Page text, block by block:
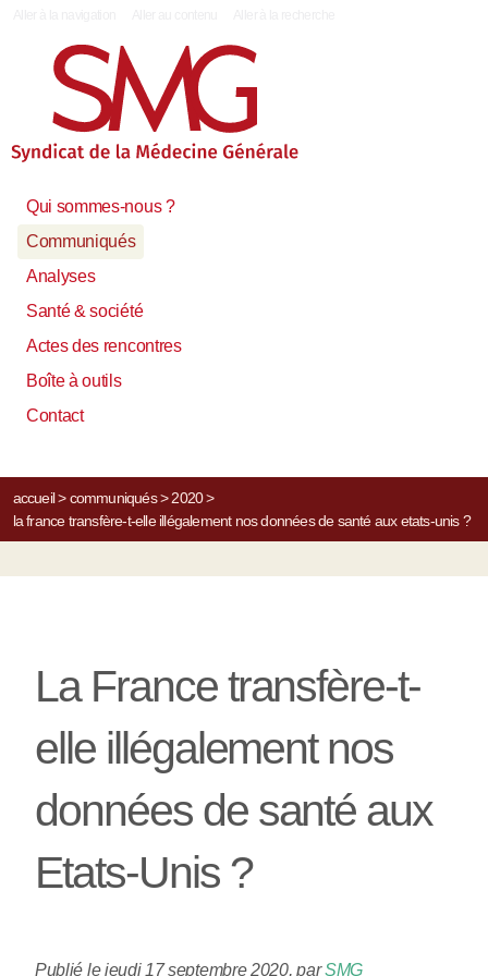
Qui sommes-nous ?
Communiqués
Analyses
Santé & société
Actes des rencontres
Boîte à outils
Contact
accueil> communiqués> 2020>
la france transfère-t-elle illégalement nos données de santé aux etats-unis ?
La France transfère-t-
elle illégalement nos
données de santé aux
Etats-Unis ?
Publié le jeudi 17 septembre 2020,parSMG